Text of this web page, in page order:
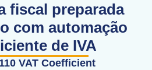
fiscal preparada
com automação
de IVA
VAT Coefficient